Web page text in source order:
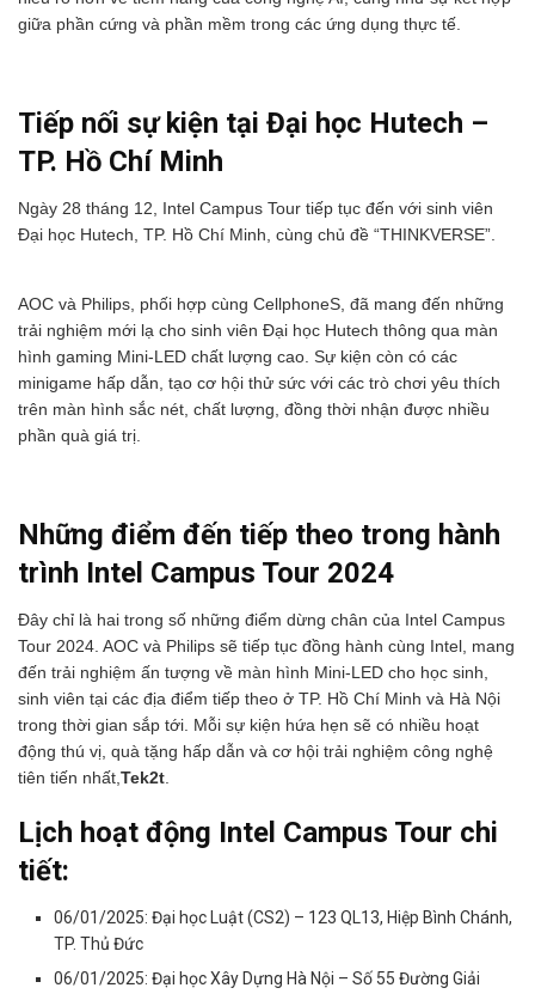
giữa phần cứng và phần mềm trong các ứng dụng thực tế.
Tiếp nối sự kiện tại Đại học Hutech –
TP. Hồ Chí Minh
Ngày 28 tháng 12, Intel Campus Tour tiếp tục đến với sinh viên
Đại học Hutech, TP. Hồ Chí Minh, cùng chủ đề “THINKVERSE”.
AOC và Philips, phối hợp cùng CellphoneS, đã mang đến những
trải nghiệm mới lạ cho sinh viên Đại học Hutech thông qua màn
hình gaming Mini-LED chất lượng cao. Sự kiện còn có các
minigame hấp dẫn, tạo cơ hội thử sức với các trò chơi yêu thích
trên màn hình sắc nét, chất lượng, đồng thời nhận được nhiều
phần quà giá trị.
Những điểm đến tiếp theo trong hành
trình Intel Campus Tour 2024
Đây chỉ là hai trong số những điểm dừng chân của Intel Campus
Tour 2024. AOC và Philips sẽ tiếp tục đồng hành cùng Intel, mang
đến trải nghiệm ấn tượng về màn hình Mini-LED cho học sinh,
sinh viên tại các địa điểm tiếp theo ở TP. Hồ Chí Minh và Hà Nội
trong thời gian sắp tới. Mỗi sự kiện hứa hẹn sẽ có nhiều hoạt
động thú vị, quà tặng hấp dẫn và cơ hội trải nghiệm công nghệ
tiên tiến nhất, Tek2t
Lịch hoạt động Intel Campus Tour chi
tiết:
06/01/2025: Đại học Luật (CS2) – 123 QL13, Hiệp Bình Chánh,
TP. Thủ Đức
06/01/2025: Đại học Xây Dựng Hà Nội – Số 55 Đường Giải